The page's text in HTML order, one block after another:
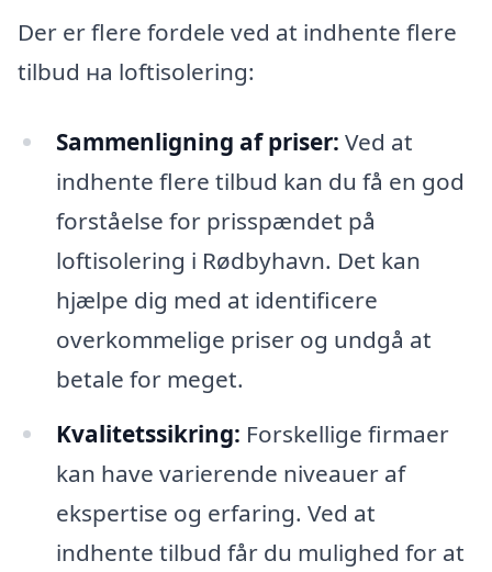
Der er flere fordele ved at indhente flere
tilbud на loftisolering:
Sammenligning af priser: Ved at
indhente flere tilbud kan du få en god
forståelse for prisspændet på
loftisolering i Rødbyhavn. Det kan
hjælpe dig med at identificere
overkommelige priser og undgå at
betale for meget.
Kvalitetssikring: Forskellige firmaer
kan have varierende niveauer af
ekspertise og erfaring. Ved at
indhente tilbud får du mulighed for at